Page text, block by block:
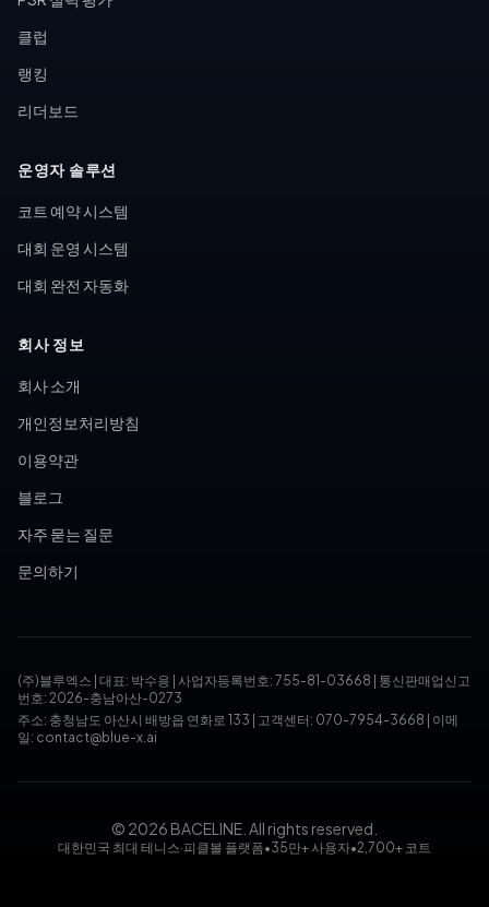
클럽
랭킹
리더보드
운영자 솔루션
코트 예약 시스템
대회 운영 시스템
대회 완전 자동화
회사 정보
회사 소개
개인정보처리방침
이용약관
블로그
자주 묻는 질문
문의하기
(주)블루엑스 대표: 박수용 사업자등록번호: 755-81-03668 통신판매업신고
번호: 2026-충남아산-0273
주소: 충청남도 아산시 배방읍 연화로 133 고객센터: 070-7954-3668 이메
일: contact@blue-x.ai
© 2026 BACELINE. All rights reserved.
대한민국 최대 테니스·피클볼 플랫폼•35만+ 사용자•2,700+ 코트